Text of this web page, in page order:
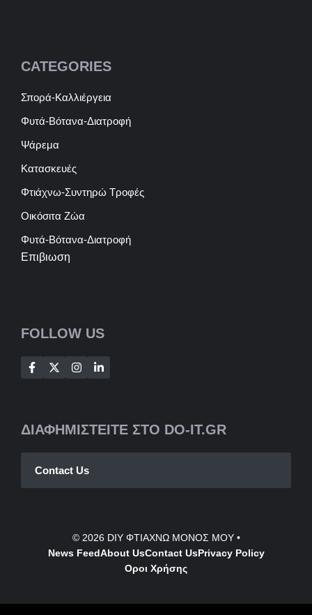
CATEGORIES
Σπορά-Καλλιέργεια
Φυτά-Βότανα-Διατροφή
Ψάρεμα
Κατασκευές
Φτιάχνω-Συντηρώ Τροφές
Οικόσιτα Ζώα
Φυτά-Βότανα-Διατροφή
Επιβιωση
FOLLOW US
ΔΙΑΦΗΜΙΣΤΕΙΤΕ ΣΤΟ DO-IT.GR
Contact Us
© 2026 DIY ΦΤΙΑΧΝΩ ΜΟΝΟΣ ΜΟΥ•
News FeedAbout UsContactUsPrivacy Policy
Οροι Χρήσης